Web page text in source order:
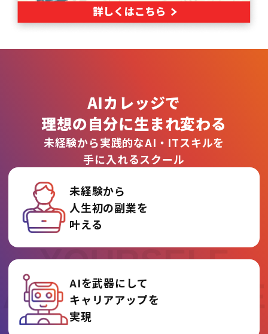
REINVENT
YOURSELF
AT AI COLLEGE
AIカレッジで
理想の自分に生まれ変わる
未経験から実践的なAI・ITスキルを
手に入れるスクール
未経験から
人生初の副業を
叶える
AIを武器にして
キャリアアップを
実現